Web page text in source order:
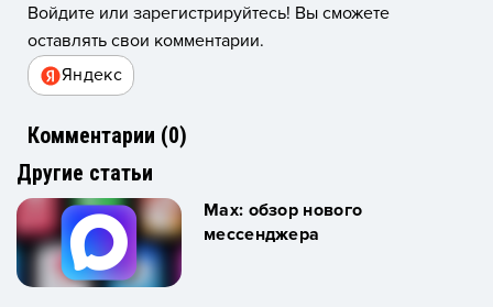
Войдите или зарегистрируйтесь! Вы сможете
оставлять свои комментарии.
Яндекс
Комментарии (0)
Другие статьи
Max: обзор нового
мессенджера